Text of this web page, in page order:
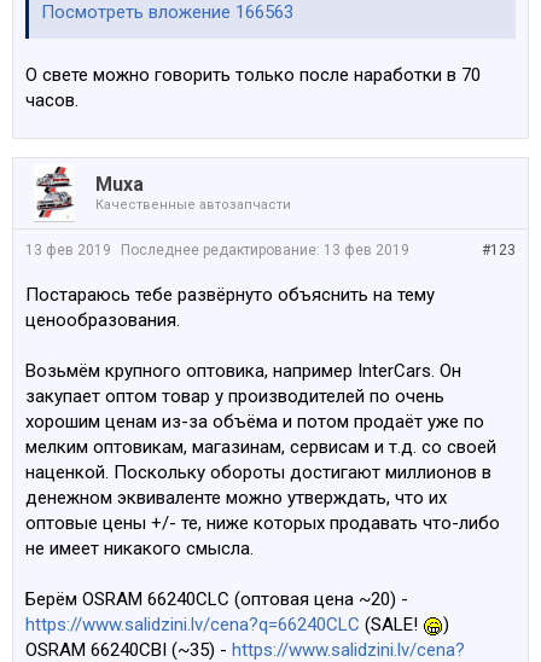
Посмотреть вложение 166563
О свете можно говорить только после наработки в 70
часов.
Muxa
Качественные автозапчасти
#123
13 фев 2019 Последнее редактирование: 13 фев 2019
Постараюсь тебе развёрнуто объяснить на тему
ценообразования.
Возьмём крупного оптовика, например InterCars. Он
закупает оптом товар у производителей по очень
хорошим ценам из-за объёма и потом продаёт уже по
мелким оптовикам, магазинам, сервисам и т.д. со своей
наценкой. Поскольку обороты достигают миллионов в
денежном эквиваленте можно утверждать, что их
оптовые цены +/- те, ниже которых продавать что-либо
не имеет никакого смысла.
Берём OSRAM 66240CLC (оптовая цена ~20) -
https://www.salidzini.lv/cena?q=66240CLC (SALE!
)
OSRAM 66240CBI (~35) - https://www.salidzini.lv/cena?